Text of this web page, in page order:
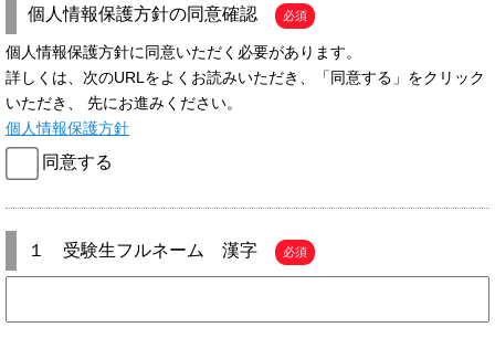
個人情報保護方針の同意確認 必須
個人情報保護方針に同意いただく必要があります。
詳しくは、次のURLをよくお読みいただき、「同意する」をクリック
いただき、 先にお進みください。
個人情報保護方針
同意する
１ 受験生フルネーム 漢字 必須